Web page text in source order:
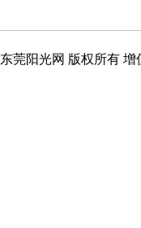
东莞阳光网 版权所有 增